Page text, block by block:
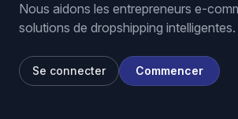
Nous aidons les entrepreneurs e-
solutions de dropshipping intelligentes.
Se connecter Commencer